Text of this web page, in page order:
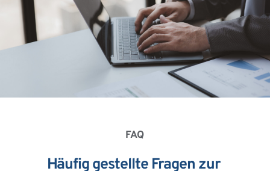
FAQ
Häufig gestellte Fragen zur